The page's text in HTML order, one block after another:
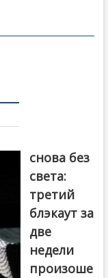
снова без
света:
третий
блэкаут за
две
недели
произоше